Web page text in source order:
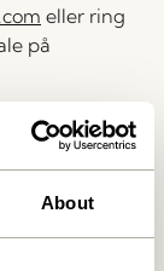
About
eller ring
på